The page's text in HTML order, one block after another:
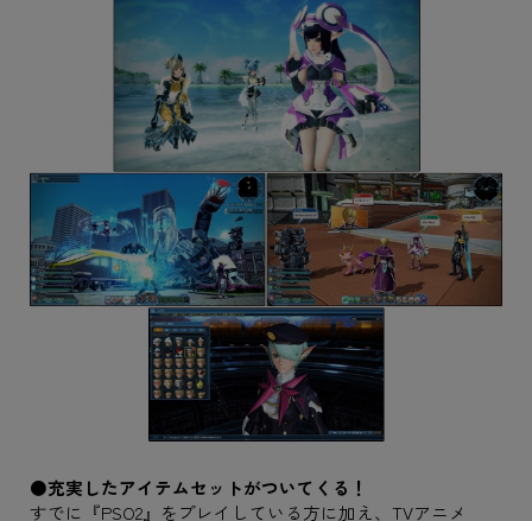
●充実したアイテムセットがついてくる！
すでに『PSO2』をプレイしている方に加え、TVアニメ